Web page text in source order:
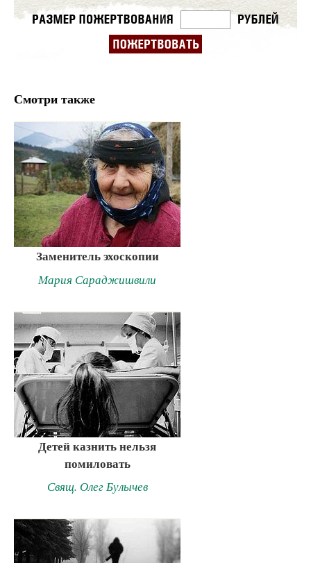
Смотри также
Заменитель эхоскопии
Мария Сараджишвили
Детей казнить нельзя
помиловать
Свящ. Олег Булычев